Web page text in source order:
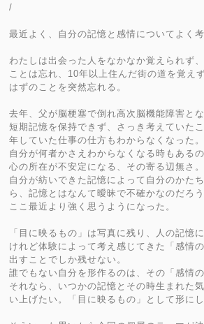
/
最近よく、自分の記憶と感情についてよく考
わたしは出会った人をなかなか覚えられず
ことは忘れ、10年以上住んだ街の道を覚え
はずのことを突然忘れる。
去年、父が脳梗塞で倒れ高次脳機能障害とな
短期記憶を保持できず、さっき考えていた
年していた仕事の仕方もわからなくなった。
自分が何者かさえわからなくなる時もあるの
心の所在が不安定になる、その寄る辺無さ。
自分が紡いできた記憶によって自分のかた
ら、記憶とはなんて曖昧で不確かなのだろ
ここ最近より強く思うようになった。
「目に映るもの」は写真に残り、人の記憶に
けれど体験によって考え感じてきた「感情
出すことでしか残せない。
誰でもない自分を形作るのは、その「感情
それなら、いつかの記憶とその時生まれた
い上げたい。「目に映るもの」として形にし